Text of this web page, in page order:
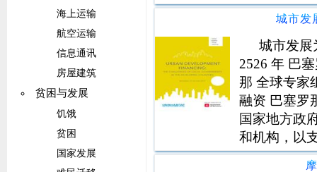
海上运输
航空运输
信息通讯
房屋建筑
贫困与发展
饥饿
贫困
国家发展
利于移民和
的合作伙伴
通过移民鼓
城市发
城市发展
2526 年 巴
那 全球专家
融资 巴塞罗
国家地方政
和机构，以
15 2 开幕式